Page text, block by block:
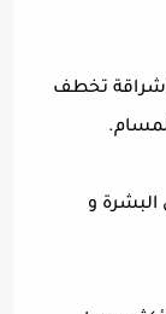
تخطف
البشرة و